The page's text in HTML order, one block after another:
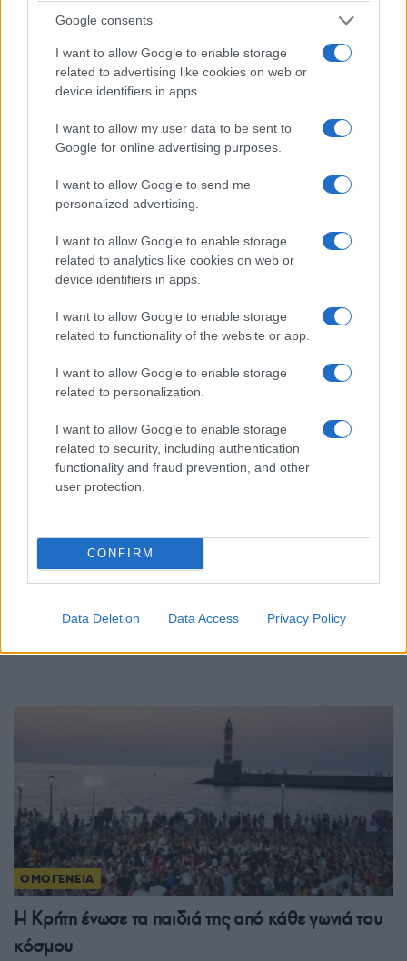
Google consents
I want to allow Google to enable storage
related to advertising like cookies on web or
device identifiers in apps.
I want to allow my user data to be sent to
Google for online advertising purposes.
I want to allow Google to send me
personalized advertising.
I want to allow Google to enable storage
related to analytics like cookies on web or
device identifiers in apps.
I want to allow Google to enable storage
related to functionality of the website or app.
I want to allow Google to enable storage
related to personalization.
I want to allow Google to enable storage
related to security, including authentication
functionality and fraud prevention, and other
user protection.
CONFIRM
Data Deletion Data Access Privacy Policy
Από τη Λάρνακα στη Μελβούρνη: Η ιστορία του
Κύπριου Γιώργου Κυριακίδη που ταξίδεψε στην
Αυστραλία μόνο με ένα διαβατήριο στην τσέπη
Πέτρος Παπαθωμάς: Κάνει περήφανη την
MasterChef Αυστραλίας
ΟΜΟΓΕΝΕΙΑ
Η Κρήτη ένωσε τα παιδιά της από κάθε γωνιά του
κόσμου